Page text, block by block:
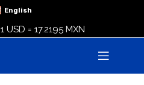
1 USD = 17.2195 MXN
English